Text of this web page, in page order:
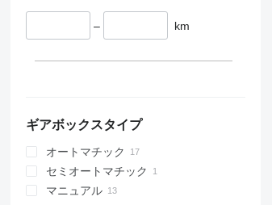
– km
ギアボックスタイプ
オートマチック
セミオートマチック
マニュアル